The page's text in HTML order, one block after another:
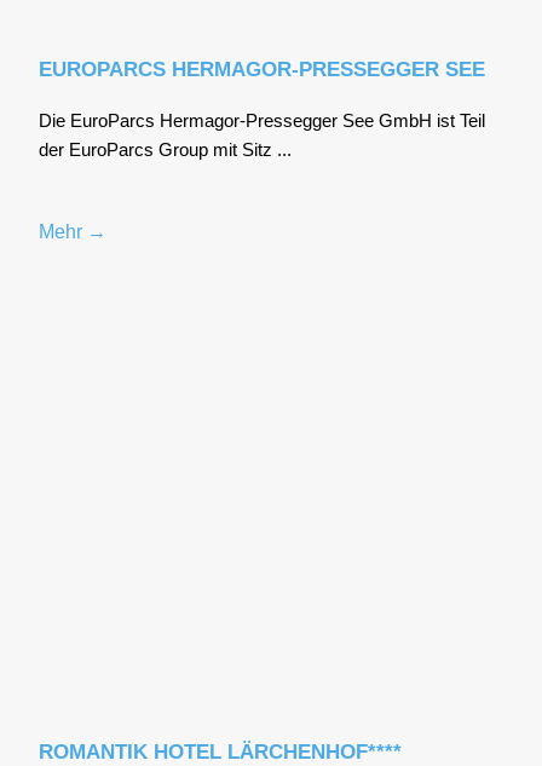
EUROPARCS HERMAGOR-PRESSEGGER SEE
Die Euro­P­arcs Her­ma­gor-Pres­se­g­ger See GmbH ist Teil
der Euro­P­arcs Group mit Sitz ...
Mehr →
ROMANTIK HOTEL LÄRCHENHOF****